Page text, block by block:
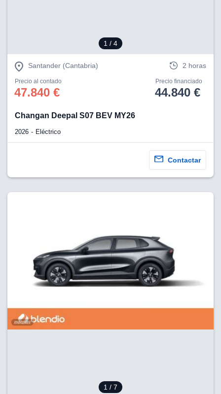
1 / 4
Santander (Cantabria) 2 horas
Precio al contado
47.840 €
Precio financiado
44.840 €
Changan Deepal S07 BEV MY26
2026 Eléctrico
Contactar
1 / 7